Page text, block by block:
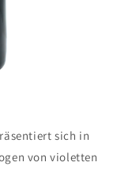
sich in
von violetten